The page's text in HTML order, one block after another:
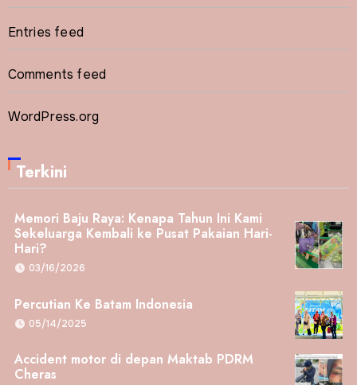
Entries feed
Comments feed
WordPress.org
Terkini
Memori Baju Raya: Kenapa Tahun Ini Kami
Sekeluarga Kembali ke Pusat Pakaian Hari-
Hari?
03/16/2026
Percutian Ke Batam Indonesia
05/14/2025
Accident motor di depan Maktab PDRM
Cheras